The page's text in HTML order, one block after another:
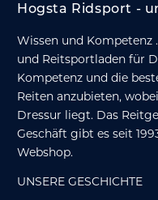
Hogsta Ridsport -
Wissen und Kompetenz
und Reitsportladen für
Kompetenz und die
Reiten anzubieten,
Dressur liegt. Das
Geschäft gibt es seit
Webshop.
UNSERE GESCHICHTE